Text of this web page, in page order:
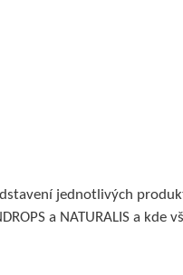
jednotlivých
a NATURALIS a kde